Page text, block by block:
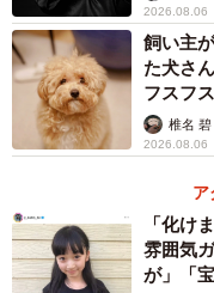
2026.08.06
飼い主
た犬さ
フスフ
椎名 碧
2026.08.06
ア
「化け
雰囲気
が」「